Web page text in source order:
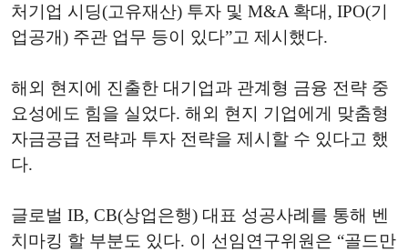
처기업 시딩(고유재산) 투자 및 M&A 확대, IPO(기
업공개) 주관 업무 등이 있다”고 제시했다.
해외 현지에 진출한 대기업과 관계형 금융 전략 중
요성에도 힘을 실었다. 해외 현지 기업에게 맞춤형
자금공급 전략과 투자 전략을 제시할 수 있다고 했
다.
글로벌 IB, CB(상업은행) 대표 성공사례를 통해 벤
치마킹 할 부분도 있다. 이 선임연구위원은 “골드만